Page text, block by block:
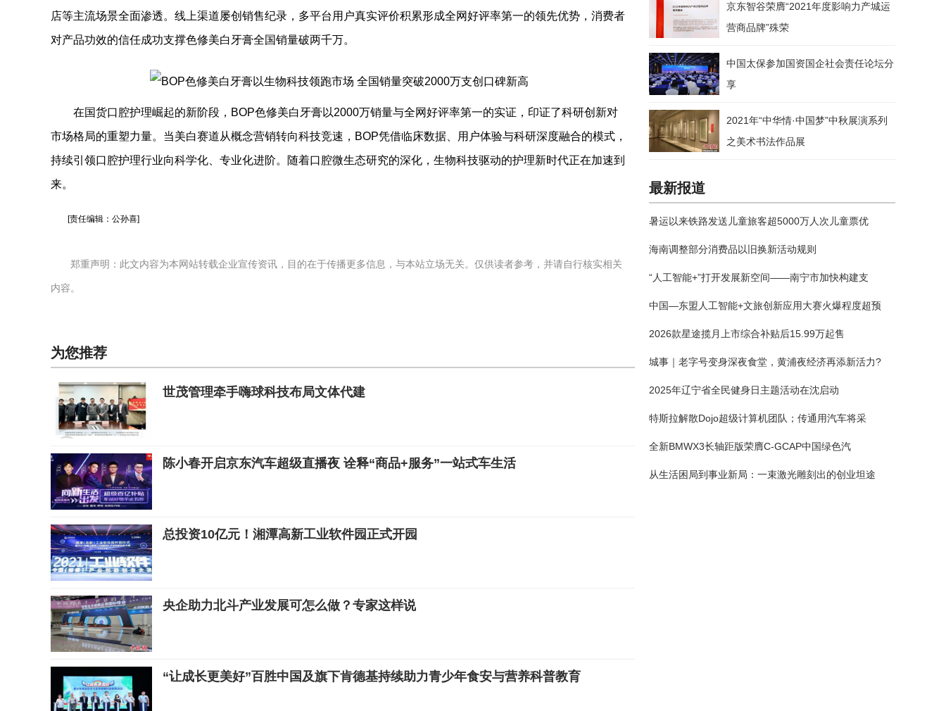
店等主流场景全面渗透。线上渠道屡创销售纪录，多平台用户真实评价积累形成全网好评率第一的领先优势，消费者
对产品功效的信任成功支撑色修美白牙膏全国销量破两千万。
在国货口腔护理崛起的新阶段，BOP色修美白牙膏以2000万销量与全网好评率第一的实证，印证了科研创新对
市场格局的重塑力量。当美白赛道从概念营销转向科技竞速，BOP凭借临床数据、用户体验与科研深度融合的模式，
持续引领口腔护理行业向科学化、专业化进阶。随着口腔微生态研究的深化，生物科技驱动的护理新时代正在加速到
来。
[责任编辑：公孙喜]
郑重声明：此文内容为本网站转载企业宣传资讯，目的在于传播更多信息，与本站立场无关。仅供读者参考，并请自行核实相关
内容。
为您推荐
世茂管理牵手嗨球科技布局文体代建
陈小春开启京东汽车超级直播夜 诠释“商品+服务”一站式车生活
总投资10亿元！湘潭高新工业软件园正式开园
央企助力北斗产业发展可怎么做？专家这样说
“让成长更美好”百胜中国及旗下肯德基持续助力青少年食安与营养科普教育
京东智谷荣膺“2021年度影响力产城运
营商品牌”殊荣
中国太保参加国资国企社会责任论坛分
享
2021年“中华情·中国梦”中秋展演系列
之美术书法作品展
最新报道
暑运以来铁路发送儿童旅客超5000万人次儿童票优
海南调整部分消费品以旧换新活动规则
“人工智能+”打开发展新空间——南宁市加快构建支
中国—东盟人工智能+文旅创新应用大赛火爆程度超预
2026款星途揽月上市综合补贴后15.99万起售
城事｜老字号变身深夜食堂，黄浦夜经济再添新活力?
2025年辽宁省全民健身日主题活动在沈启动
特斯拉解散Dojo超级计算机团队；传通用汽车将采
全新BMWX3长轴距版荣膺C-GCAP中国绿色汽
从生活困局到事业新局：一束激光雕刻出的创业坦途